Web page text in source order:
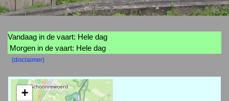
Vandaag in de vaart: Hele dag
Morgen in de vaart: Hele dag
(disclaimer)
+